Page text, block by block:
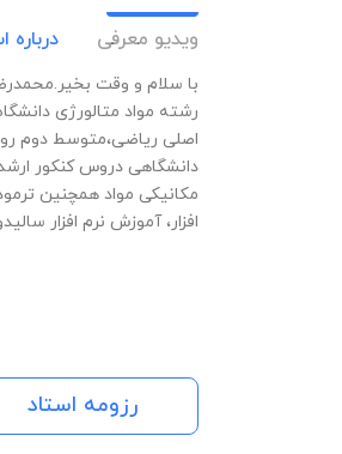
ویدیو معرفی درباره
با سلام و وقت
رشته مواد متالورژی
اصلی ریاضی،متوسط دوم رو
دانشگاهی دروس کنکور
مکانیکی مواد همچنین
افزار، آموزش نرم افزار
رزومه استاد